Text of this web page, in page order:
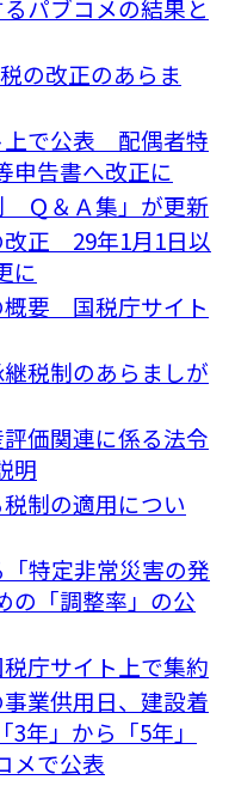
パブコメの結果と
の改正のあらま
上で公表 配偶者特
申告書へ改正に
Ｑ＆Ａ集」が更新
改正 29年1月1日以
に
概要 国税庁サイト
税制のあらましが
価関連に係る法令
明
制の適用につい
特定非常災害の発
の「調整率」の公
庁サイト上で集約
業供用日、建設着
年」から「5年」
メで公表